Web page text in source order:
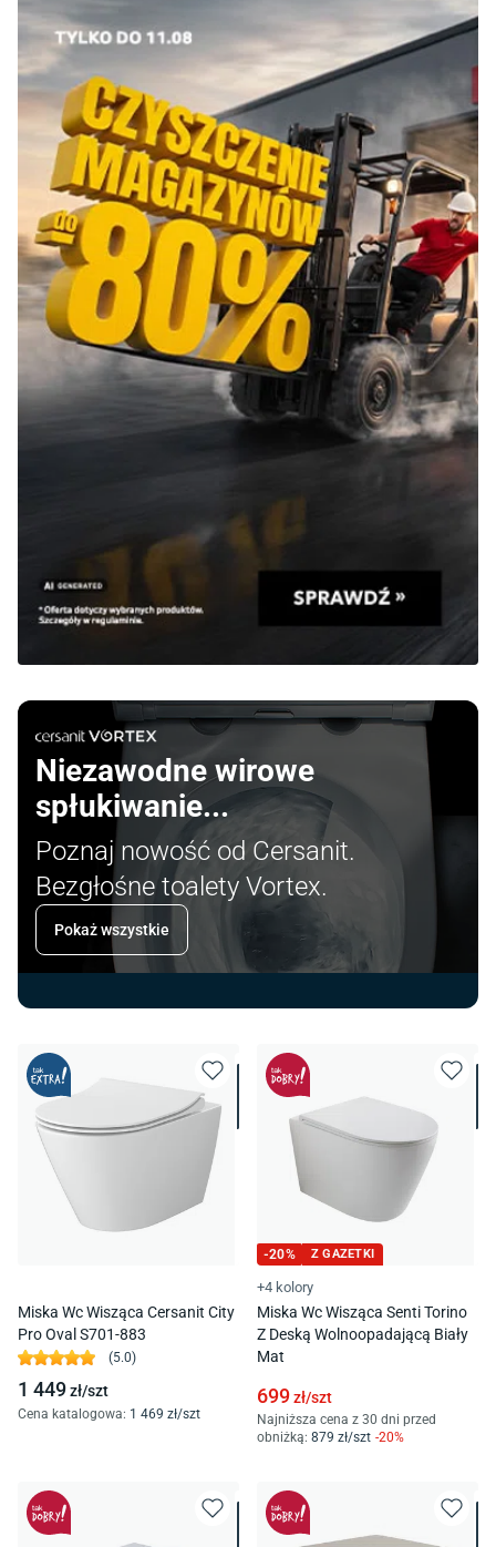
Niezawodne wirowe
spłukiwanie...
Poznaj nowość od Cersanit.
Bezgłośne toalety Vortex.
Pokaż wszystkie
Miska Wc Wisząca Cersanit City
Pro Oval S701-883
(5.0)
1 449zł/szt
Cena katalogowa: 1 469 zł/szt
-20% Z GAZETKI
+4 kolory
Miska Wc Wisząca Senti Torino
Z Deską Wolnoopadającą Biały
Mat
699zł/szt
Najniższa cena z 30 dni przed
obniżką: 879 zł/szt -20%